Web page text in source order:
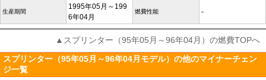
生産期間
1995年05月～199
6年04月
燃費性能 -
▲スプリンター（95年05月～96年04月）の燃費TOPへ
スプリンター（95年05月～96年04月モデル）の他のマイナーチェン
ジ一覧